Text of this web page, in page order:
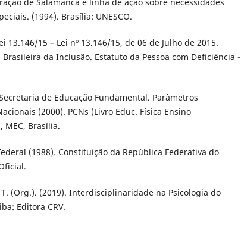
(1994). Brasília: UNESCO.
13.146/15 – Lei nº 13.146/15, de 06 de Julho de 2015.
Brasileira da Inclusão. Estatuto da Pessoa com Deficiência -
Secretaria de Educação Fundamental. Parâmetros
(2000). PCNs (Livro Educ. Física Ensino
MEC, Brasília.
(1988). Constituição da República Federativa do
T. (Org.). (2019). Interdisciplinaridade na Psicologia do
Editora CRV.